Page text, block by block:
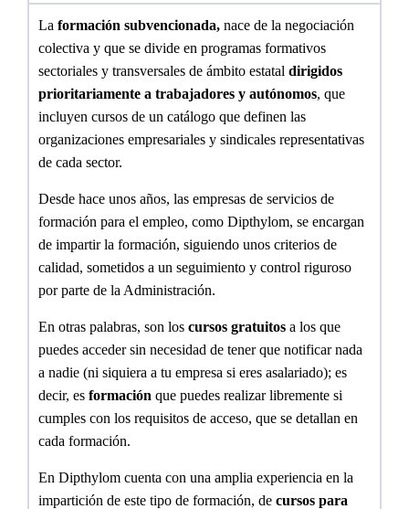
La formación subvencionada, nace de la negociación
colectiva y que se divide en programas formativos
sectoriales y transversales de ámbito estatal dirigidos
prioritariamente a trabajadores y autónomos, que
incluyen cursos de un catálogo que definen las
organizaciones empresariales y sindicales representativas
de cada sector.
Desde hace unos años, las empresas de servicios de
formación para el empleo, como Dipthylom, se encargan
de impartir la formación, siguiendo unos criterios de
calidad, sometidos a un seguimiento y control riguroso
por parte de la Administración.
En otras palabras, son los cursos gratuitos a los que
puedes acceder sin necesidad de tener que notificar nada
a nadie (ni siquiera a tu empresa si eres asalariado); es
decir, es formación que puedes realizar libremente si
cumples con los requisitos de acceso, que se detallan en
cada formación.
En Dipthylom cuenta con una amplia experiencia en la
impartición de este tipo de formación, de cursos para